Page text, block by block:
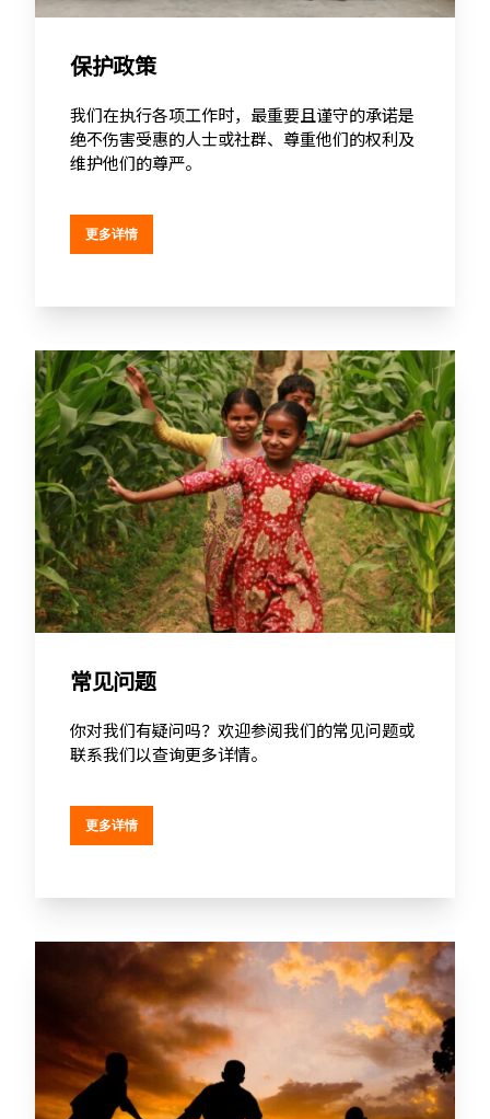
保护政策
我们在执行各项工作时，最重要且谨守的承诺是
绝不伤害受惠的人士或社群、尊重他们的权利及
维护他们的尊严。
更多详情
常见问题
你对我们有疑问吗？欢迎参阅我们的常见问题或
联系我们以查询更多详情。
更多详情